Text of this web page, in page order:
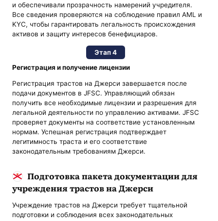
и обеспечивали прозрачность намерений учредителя.
Все сведения проверяются на соблюдение правил AML и
KYC, чтобы гарантировать легальность происхождения
активов и защиту интересов бенефициаров.
Этап 4
Регистрация и получение лицензии
Регистрация трастов на Джерси завершается после
подачи документов в JFSC. Управляющий обязан
получить все необходимые лицензии и разрешения для
легальной деятельности по управлению активами. JFSC
проверяет документы на соответствие установленным
нормам. Успешная регистрация подтверждает
легитимность траста и его соответствие
законодательным требованиям Джерси.
Подготовка пакета документации для
учреждения трастов на Джерси
Учреждение трастов на Джерси требует тщательной
подготовки и соблюдения всех законодательных